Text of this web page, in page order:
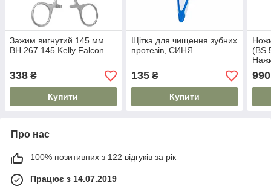
Зажим вигнутий 145 мм
ВН.267.145 Kelly Falcon
338 ₴
Купити
Щітка для чищення зубних
протезів, СИНЯ
135₴
Купити
990
Про нас
100% позитивних з 122 відгуків за рік
Працює з 14.07.2019